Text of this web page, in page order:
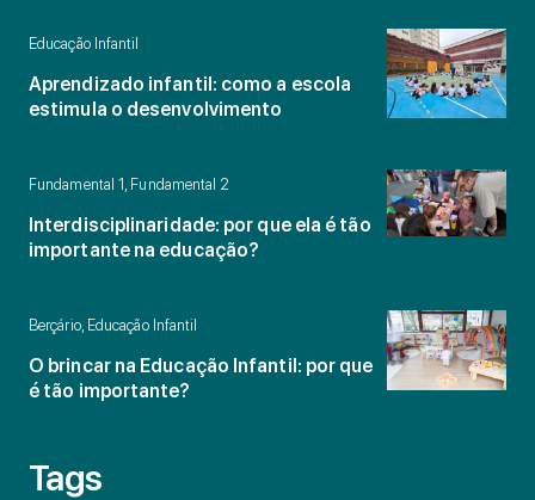
Educação Infantil
Aprendizado infantil: como a escola
estimula o desenvolvimento
Fundamental 1, Fundamental 2
Interdisciplinaridade: por que ela é tão
importante na educação?
Berçário, Educação Infantil
O brincar na Educação Infantil: por que
é tão importante?
Tags